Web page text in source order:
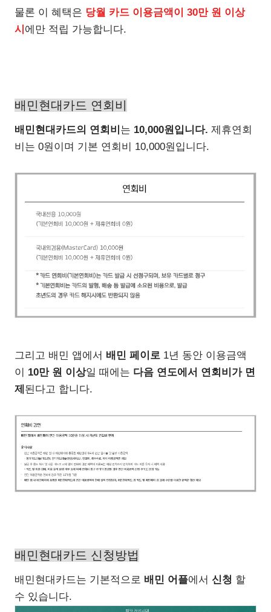
물론 이 혜택은 당월 카드 이용금액이 30만 원 이상
시 에만 적립 가능합니다.
배민현대카드 연회비
배민현대카드의 연회비 는 10,000원입니다. 제휴연회
비는 0원이며 기본 연회비 10,000원입니다.
그리고 배민 앱에서 배민 페이로 1년 동안 이용금액
이 10만 원 이상일 때에는 다음 연도에서 연회비가 면
제 된다고 합니다.
배민현대카드 신청방법
배민현대카드는 기본적으로 배민 어플에서 신청 할
수 있습니다.